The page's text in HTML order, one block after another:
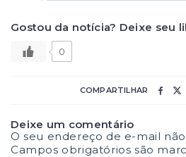
Gostou da notícia? Deixe seu
0
COMPARTILHAR
Deixe um comentário
O seu endereço de e-mail
Campos obrigatórios são